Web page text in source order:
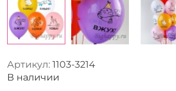
Артикул: 1103-3214
В наличии